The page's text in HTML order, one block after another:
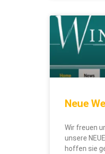
Neue
Wir freuen
unsere
hoffen sie